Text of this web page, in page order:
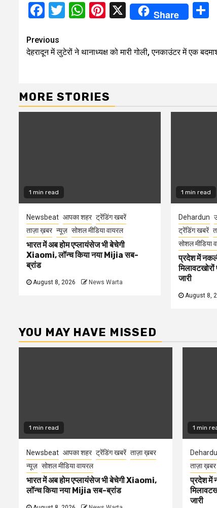
Facebook
Twitter
WhatsApp
Pinterest
X Share
Continue
Reading
Previous
देहरादून में लुटेरों ने थानाध्यक्ष को मारी गोली, एनकाउंटर में एक
MORE STORIES
1 min read
Newsbeat आपका शहर ट्रेंडिंग खबरें
ताज़ा ख़बर न्यूज़ सोशल मीडिया वायरल
भारत में अब होम एप्लायंसेज भी बेचेगी
Xiaomi, लॉन्च किया नया Mijia सब-
ब्रांड
August 8, 2026 News Warta
1 min read
Dehardun
ट्रेंडिंग खबरें
सोशल मीडिया
प्रदेश में
जारी
August 8,
YOU MAY HAVE MISSED
1 min read
Newsbeat आपका शहर ट्रेंडिंग खबरें ताज़ा ख़बर
न्यूज़ सोशल मीडिया वायरल
भारत में अब होम एप्लायंसेज भी बेचेगी Xiaomi,
लॉन्च किया नया Mijia सब-ब्रांड
1 min
ताज़ा ख़बर
प्रदेश में
जारी